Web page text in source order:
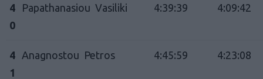
4
0
Papathanasiou Vasiliki 4:39:39 4:09:42
4
1
Anagnostou Petros 4:45:59 4:23:08